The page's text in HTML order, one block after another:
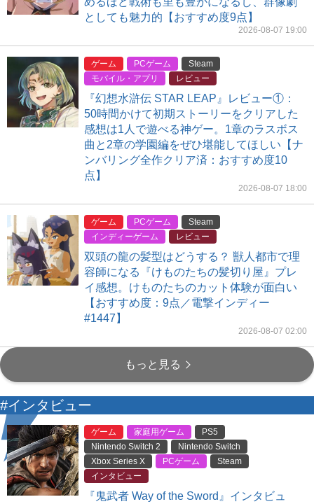
としても魅力的【おすすめ度9点】
2026-08-07 19:00
ゲーム PCゲーム
Steam
モバイル・アプリ
レビュー
『幻想水滸伝 STAR LEAP』レビュー①：
50時間かけて初期ストーリーをクリアした
感想は1人で遊べる神ゲー。1章のラスボス
曲と2章の学園編をぜひ堪能してほしい【ナ
ンバリング全作クリア済：おすすめ度10
点】
2026-08-07 18:00
ゲーム PCゲーム
Steam
インディーゲーム
レビュー
双頭の龍の髪型はどうする？ 獣人都市で理
容師になる『けものたちの髪切り屋』プレ
イ感想。けものたちのカット体験が面白い
【おすすめ度：9点／電撃インディー
#1447】
2026-08-07 02:00
もっと見る
#インタビュー
ゲーム 家庭用ゲーム
PS5
Nintendo Switch 2
Nintendo Switch
Xbox Series X
PCゲーム
Steam
インタビュー
『鬼武者 Way of the Sword』インタビュ